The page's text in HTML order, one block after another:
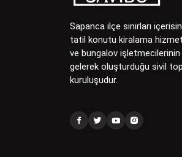
Sapanca ilçe sınırları
tatil konutu kiralama
ve bungalov
gelerek oluşturduğu sivil
kuruluşudur.